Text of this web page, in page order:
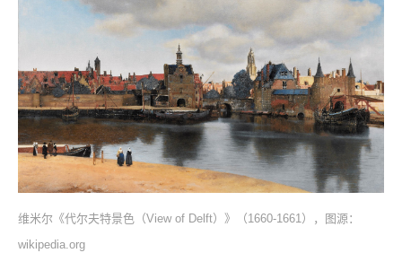
维米尔《代尔夫特景色（View of Delft）》（1660-1661），图源：
wikipedia.org